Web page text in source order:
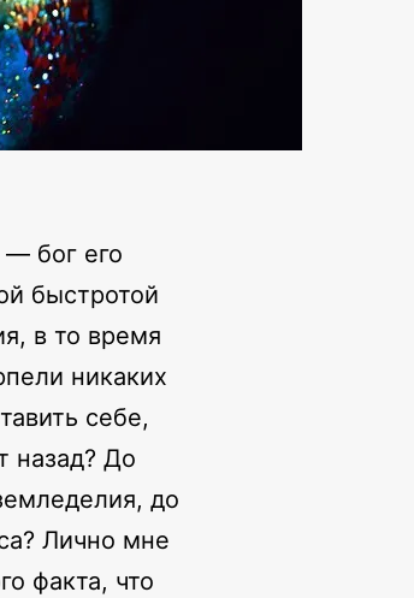
бог его
быстротой
в то время
никаких
себе,
назад? До
до
Лично мне
факта, что